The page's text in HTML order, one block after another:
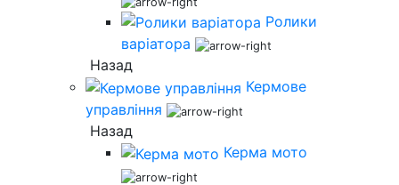
Ролики
варіатора
Назад
Кермове
управління
Назад
Керма мото